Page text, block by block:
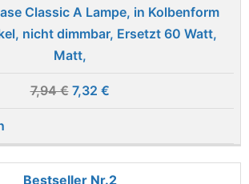
Classic A Lampe, in Kolbenform
nicht dimmbar, Ersetzt 60 Watt,
Matt,
7,94 € 7,32 €
2